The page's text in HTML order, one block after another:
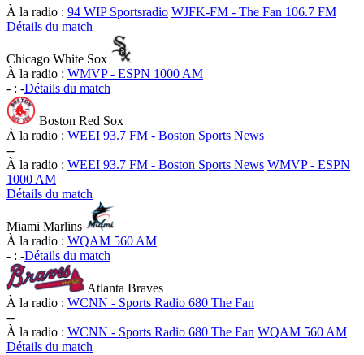
À la radio : 94 WIP Sportsradio WJFK-FM - The Fan 106.7 FM
Détails du match
Chicago White Sox
À la radio : WMVP - ESPN 1000 AM
- : -Détails du match
Boston Red Sox
À la radio : WEEI 93.7 FM - Boston Sports News
--
À la radio : WEEI 93.7 FM - Boston Sports News WMVP - ESPN
1000 AM
Détails du match
Miami Marlins
À la radio : WQAM 560 AM
- : -Détails du match
Atlanta Braves
À la radio : WCNN - Sports Radio 680 The Fan
--
À la radio : WCNN - Sports Radio 680 The Fan WQAM 560 AM
Détails du match